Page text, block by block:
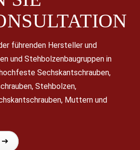
führenden Hersteller und
und Stehbolzenbaugruppen in
Sechskantschrauben,
Stehbolzen,
Muttern und